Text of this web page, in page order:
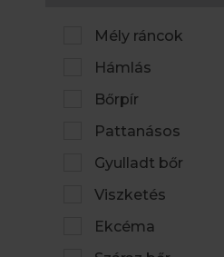
Mély ráncok
Hámlás
Bőrpír
Pattanásos
Gyulladt bőr
Viszketés
Ekcéma